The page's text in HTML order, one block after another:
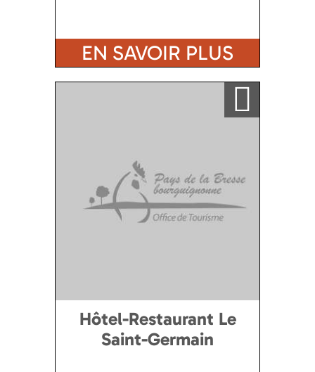
EN SAVOIR PLUS
Ajouter a ma sélection
Hôtel-Restaurant Le
Saint-Germain